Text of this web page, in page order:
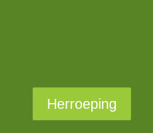
Herroeping